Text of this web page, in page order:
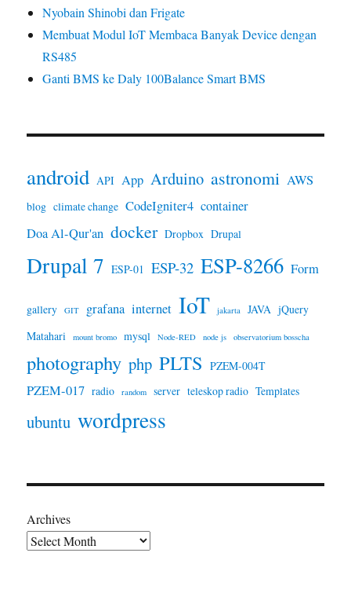
Nyobain Shinobi dan Frigate
Membuat Modul IoT Membaca Banyak Device dengan
RS485
Ganti BMS ke Daly 100Balance Smart BMS
android API App Arduino astronomi AWS
blog climate change CodeIgniter4 container
Doa Al-Qur'an docker Dropbox Drupal
Drupal 7 ESP-01 ESP-32 ESP-8266 Form
gallery GIT grafana internet IoT jakarta JAVA jQuery
Matahari
mount bromo mysql Node-RED node js observatorium bosscha
photography php PLTS PZEM-004T
PZEM-017 radio random server teleskop radio Templates
ubuntu wordpress
Archives